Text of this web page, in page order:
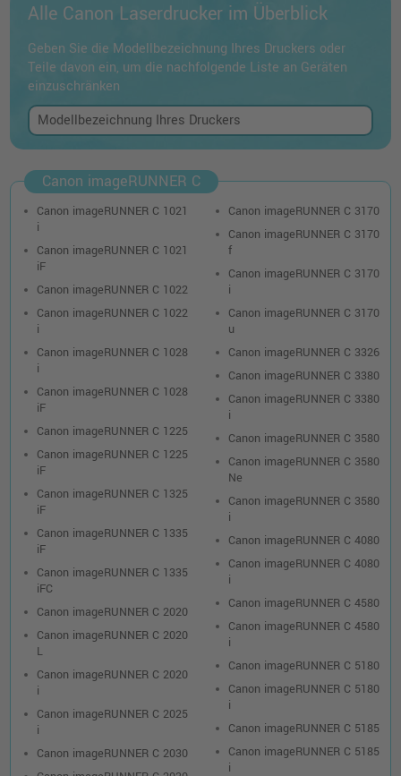
Alle Canon Laserdrucker im Überblick
Geben Sie die Modellbezeichnung Ihres Druckers oder
Teile davon ein, um die nachfolgende Liste an Geräten
einzuschränken
Canon imageRUNNER C
Canon imageRUNNER C 1021
i
Canon imageRUNNER C 1021
iF
Canon imageRUNNER C 1022
Canon imageRUNNER C 1022
i
Canon imageRUNNER C 1028
i
Canon imageRUNNER C 1028
iF
Canon imageRUNNER C 1225
Canon imageRUNNER C 1225
iF
Canon imageRUNNER C 1325
iF
Canon imageRUNNER C 1335
iF
Canon imageRUNNER C 1335
iFC
Canon imageRUNNER C 2020
Canon imageRUNNER C 2020
L
Canon imageRUNNER C 2020
i
Canon imageRUNNER C 2025
i
Canon imageRUNNER C 2030
Canon imageRUNNER C 3170
Canon imageRUNNER C 3170
f
Canon imageRUNNER C 3170
i
Canon imageRUNNER C 3170
u
Canon imageRUNNER C 3326
Canon imageRUNNER C 3380
Canon imageRUNNER C 3380
i
Canon imageRUNNER C 3580
Canon imageRUNNER C 3580
Ne
Canon imageRUNNER C 3580
i
Canon imageRUNNER C 4080
Canon imageRUNNER C 4080
i
Canon imageRUNNER C 4580
Canon imageRUNNER C 4580
i
Canon imageRUNNER C 5180
Canon imageRUNNER C 5180
i
Canon imageRUNNER C 5185
Canon imageRUNNER C 5185
i